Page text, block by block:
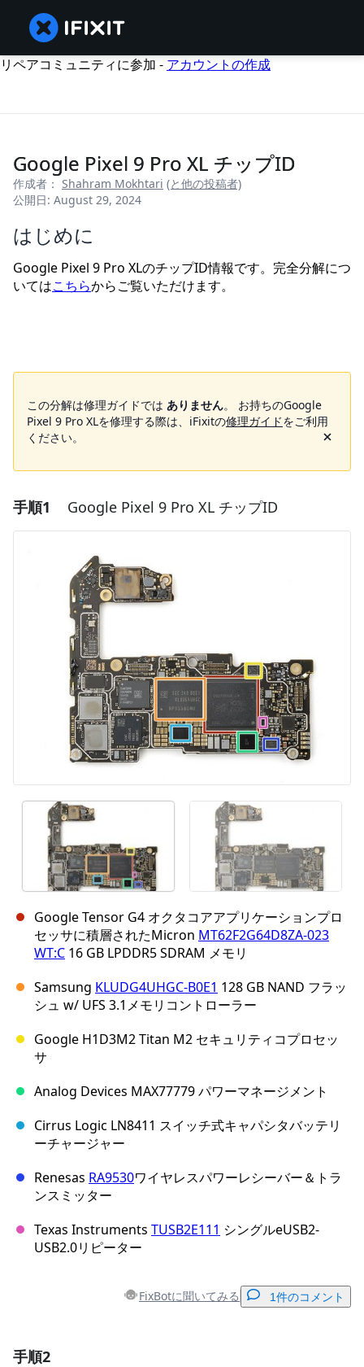
リペアコミュニティに参加 - アカウントの作成
Google Pixel 9 Pro XL チップID
作成者： Shahram Mokhtari (と他の投稿者)
公開日: August 29, 2024
はじめに
Google Pixel 9 Pro XLのチップID情報です。完全分解につ
いてはこちらからご覧いただけます。
この分解は修理ガイドでは ありません。 お持ちのGoogle
Pixel 9 Pro XLを修理する際は、iFixitの修理ガイドをご利用
ください。
手順1 Google Pixel 9 Pro XL チップID
Google Tensor G4 オクタコアアプリケーションプロ
セッサに積層されたMicron MT62F2G64D8ZA-023
WT:C 16 GB LPDDR5 SDRAM メモリ
Samsung KLUDG4UHGC-B0E1 128 GB NAND フラッ
シュ w/ UFS 3.1メモリコントローラー
Google H1D3M2 Titan M2 セキュリティコプロセッ
サ
Analog Devices MAX77779 パワーマネージメント
Cirrus Logic LN8411 スイッチ式キャパシタバッテリ
ーチャージャー
Renesas RA9530ワイヤレスパワーレシーバー＆トラ
ンスミッター
Texas Instruments TUSB2E111 シングルeUSB2-
USB2.0リピーター
FixBotに聞いてみる 1件のコメント
手順2